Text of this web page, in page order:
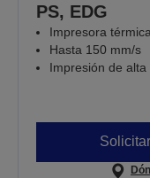
PS, EDG
Impresora
Hasta 150 mm/s
Impresión de alta